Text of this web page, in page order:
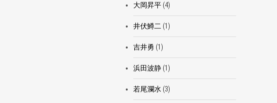
大岡昇平(4)
井伏鱒二 (1)
吉井勇 (1)
浜田波静(1)
若尾瀾水 (3)